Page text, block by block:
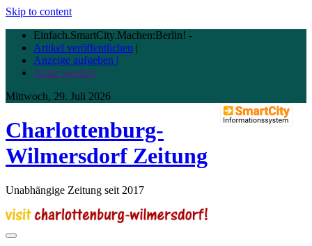
Skip to content
Einfach.SmartCity.Machen:Berlin! -
Artikel veröffentlichen |
Anzeige aufgeben |
Autor werden
Mittwoch, 29. Juli 2026
Charlottenburg-
Wilmersdorf Zeitung
Unabhängige Zeitung seit 2017